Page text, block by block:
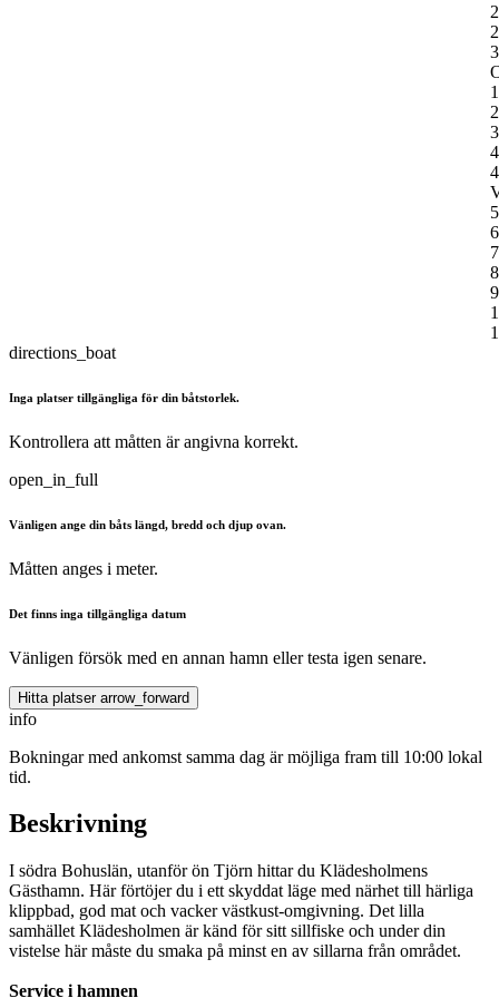
1
2
3
4
5
6
7
8
9
directions_boat
Inga platser tillgängliga för din båtstorlek.
Kontrollera att måtten är angivna korrekt.
open_in_full
Vänligen ange din båts längd, bredd och djup ovan.
Måtten anges i meter.
Det finns inga tillgängliga datum
Vänligen försök med en annan hamn eller testa igen senare.
Hitta platser arrow_forward
info
Bokningar med ankomst samma dag är möjliga fram till 10:00 lokal
tid.
Beskrivning
I södra Bohuslän, utanför ön Tjörn hittar du Klädesholmens
Gästhamn. Här förtöjer du i ett skyddat läge med närhet till härliga
klippbad, god mat och vacker västkust-omgivning. Det lilla
samhället Klädesholmen är känd för sitt sillfiske och under din
vistelse här måste du smaka på minst en av sillarna från området.
Service i hamnen